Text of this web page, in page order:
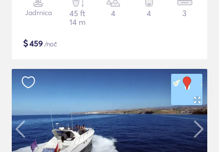
Jadrnica
45 ft
14 m
4 4 3
$459 /noč